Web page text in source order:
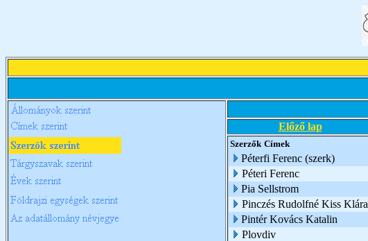
Előző lap
Szerzők Címek
Péterfi Ferenc (szerk)
Péteri Ferenc
Pia Sellstrom
Pinczés Rudolfné Kiss Klára
Pintér Kovács Katalin
Plovdiv